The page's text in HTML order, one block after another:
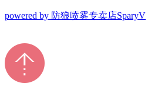
powered by 防狼喷雾专卖店SparyV